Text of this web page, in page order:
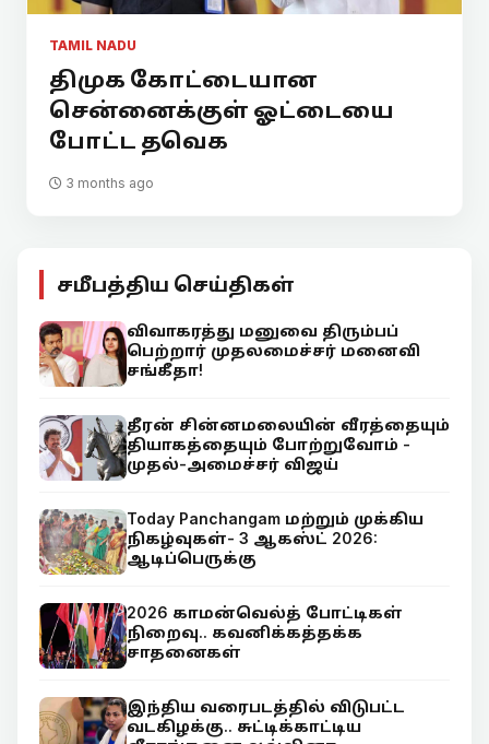
TAMIL NADU
திமுக கோட்டையான
சென்னைக்குள் ஓட்டையை
போட்ட தவெக
3 months ago
சமீபத்திய செய்திகள்
விவாகரத்து மனுவை திரும்பப்
பெற்றார் முதலமைச்சர் மனைவி
சங்கீதா!
தீரன் சின்னமலையின் வீரத்தையும்
தியாகத்தையும் போற்றுவோம் -
முதல்-அமைச்சர் விஜய்
Today Panchangam மற்றும் முக்கிய
நிகழ்வுகள்- 3 ஆகஸ்ட் 2026:
ஆடிப்பெருக்கு
2026 காமன்வெல்த் போட்டிகள்
நிறைவு.. கவனிக்கத்தக்க
சாதனைகள்
இந்திய வரைபடத்தில் விடுபட்ட
வடகிழக்கு.. சுட்டிக்காட்டிய